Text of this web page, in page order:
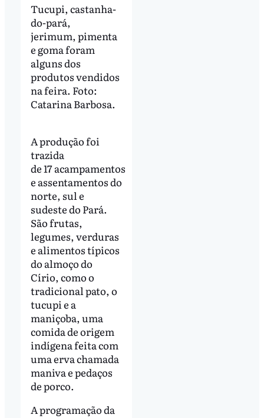
Tucupi, castanha-
do-pará,
jerimum, pimenta
e goma foram
alguns dos
produtos vendidos
na feira. Foto:
Catarina Barbosa.
A produção foi
trazida
de 17 acampamentos
e assentamentos do
norte, sul e
sudeste do Pará.
São frutas,
legumes, verduras
e alimentos típicos
do almoço do
Círio, como o
tradicional pato, o
tucupi e a
maniçoba, uma
comida de origem
indígena feita com
uma erva chamada
maniva e pedaços
de porco.
A programação da